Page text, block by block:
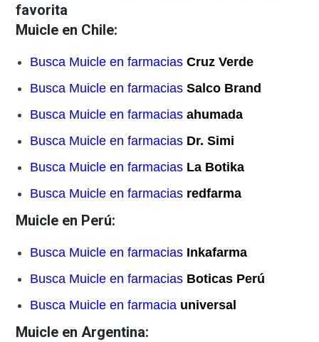
favorita
Muicle en Chile:
Busca Muicle en farmaciasCruz Verde
Busca Muicle en farmaciasSalco Brand
Busca Muicle en farmaciasahumada
Busca Muicle en farmacias Dr. Simi
Busca Muicle en farmacias La Botika
Busca Muicle en farmacias redfarma
Muicle en Perú:
Busca Muicle en farmacias Inkafarma
Busca Muicle en farmacias Boticas Perú
Busca Muicle en farmacia universal
Muicle en Argentina: